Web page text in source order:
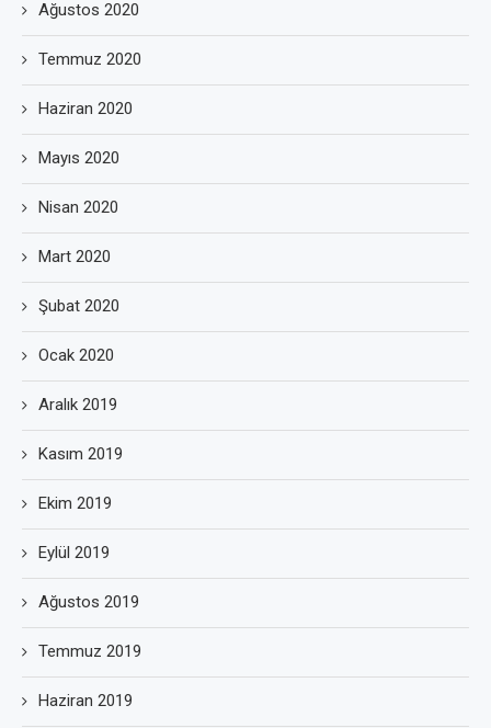
Ağustos 2020
Temmuz 2020
Haziran 2020
Mayıs 2020
Nisan 2020
Mart 2020
Şubat 2020
Ocak 2020
Aralık 2019
Kasım 2019
Ekim 2019
Eylül 2019
Ağustos 2019
Temmuz 2019
Haziran 2019